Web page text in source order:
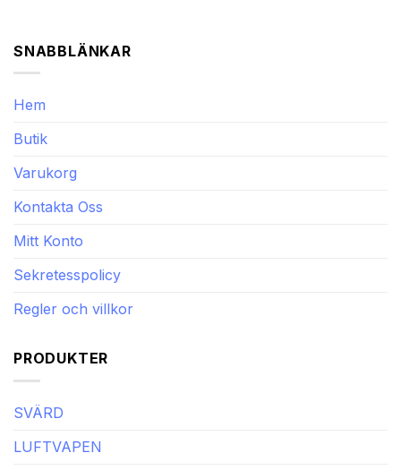
SNABBLÄNKAR
Hem
Butik
Varukorg
Kontakta Oss
Mitt Konto
Sekretesspolicy
Regler och villkor
PRODUKTER
SVÄRD
LUFTVAPEN